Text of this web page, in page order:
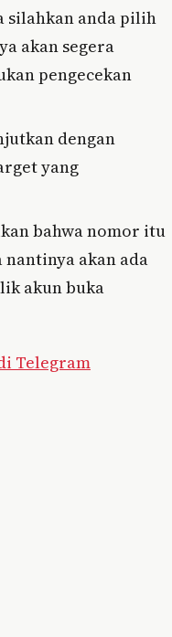
silahkan anda pilih
akan segera
pengecekan
dengan
yang
bahwa nomor itu
akan ada
akun buka
Telegram